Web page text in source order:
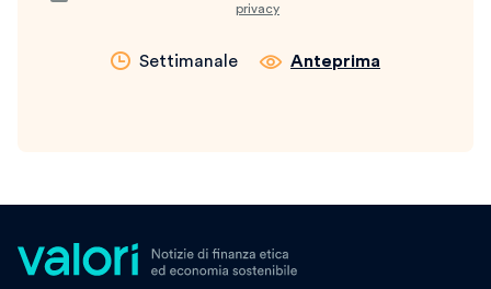
privacy
Settimanale Anteprima